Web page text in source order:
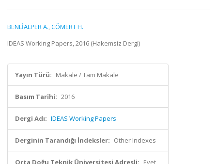
BENLİALPER A.,CÖMERT H.
IDEAS Working Papers, 2016 (Hakemsiz Dergi)
Yayın Türü: Makale / Tam Makale
Basım Tarihi: 2016
Dergi Adı: IDEAS Working Papers
Derginin Tarandığı İndeksler: Other Indexes
Orta Doğu Teknik Üniversitesi Adresli: Evet